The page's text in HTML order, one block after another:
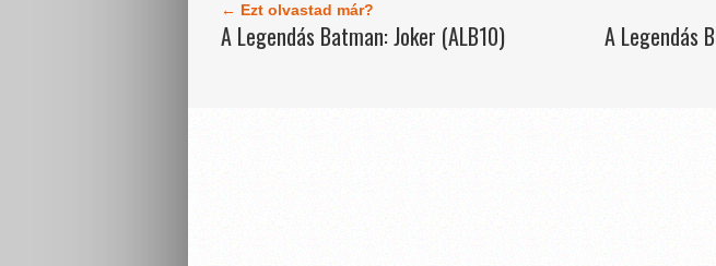
← Ezt olvastad már?
A Legendás Batman: Joker (ALB10)
A Legendás